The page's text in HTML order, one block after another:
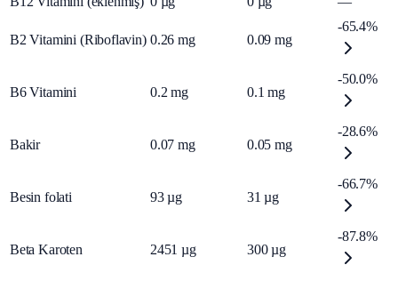
B2 Vitamini (Riboflavin) 0.26 mg 0.09 mg
-65.4%
B6 Vitamini 0.2 mg 0.1 mg
-50.0%
Bakir 0.07 mg 0.05 mg
-28.6%
Besin folati 93 µg 31 µg
-66.7%
Beta Karoten 2451 µg 300 µg
-87.8%